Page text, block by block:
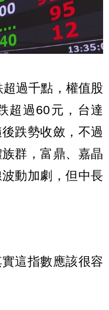
過千點，權值股
超過60元，台達
跌勢收斂，不過
群，富鼎、嘉晶
動加劇，但中長
這指數應該很容